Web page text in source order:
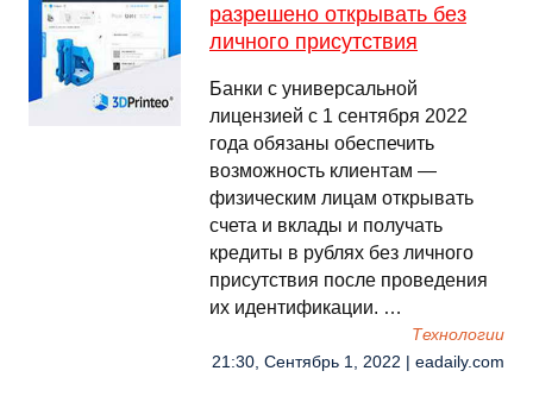
разрешено открывать без
личного присутствия
Банки с универсальной
лицензией с 1 сентября 2022
года обязаны обеспечить
возможность клиентам —
физическим лицам открывать
счета и вклады и получать
кредиты в рублях без личного
присутствия после проведения
их идентификации. …
Технологии
21:30, Сентябрь 1, 2022 | eadaily.com